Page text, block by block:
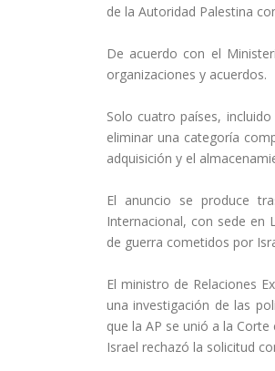
de la Autoridad Palestina
De acuerdo con el
organizaciones y acuerdos.
Solo cuatro países,
eliminar una categoría
adquisición y el
El anuncio se produce
Internacional, con sede en
de guerra cometidos por
El ministro de Relaciones
una investigación de las
que la AP se unió a la Corte
Israel rechazó la solicitud